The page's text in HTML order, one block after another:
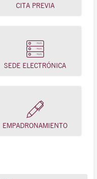
CITA PREVIA
SEDE ELECTRÓNICA
EMPADRONAMIENTO